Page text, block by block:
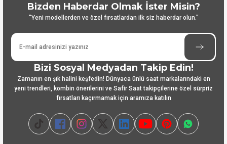
Bizden Haberdar Olmak İster Misin?
"Yeni modellerden ve özel fırsatlardan ilk siz haberdar olun."
Bizi Sosyal Medyadan Takip Edin!
Zamanın en şık halini keşfedin! Dünyaca ünlü saat markalarındaki en
yeni trendleri, kombin önerilerini ve Safir Saat takipçilerine özel sürpriz
fırsatları kaçırmamak için aramıza katılın